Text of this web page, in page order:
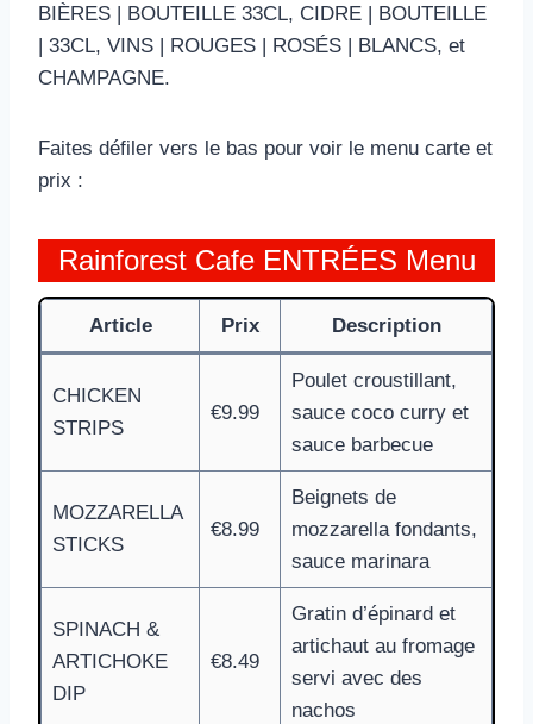
BIÈRES | BOUTEILLE 33CL, CIDRE | BOUTEILLE
| 33CL, VINS | ROUGES | ROSÉS | BLANCS, et
CHAMPAGNE.
Faites défiler vers le bas pour voir le menu carte et
prix :
Rainforest Cafe ENTRÉES Menu
Article Prix Description
CHICKEN
STRIPS
€9.99
Poulet croustillant,
sauce coco curry et
sauce barbecue
MOZZARELLA
STICKS
€8.99
Beignets de
mozzarella fondants,
sauce marinara
SPINACH &
ARTICHOKE
DIP
€8.49
Gratin d’épinard et
artichaut au fromage
servi avec des
nachos